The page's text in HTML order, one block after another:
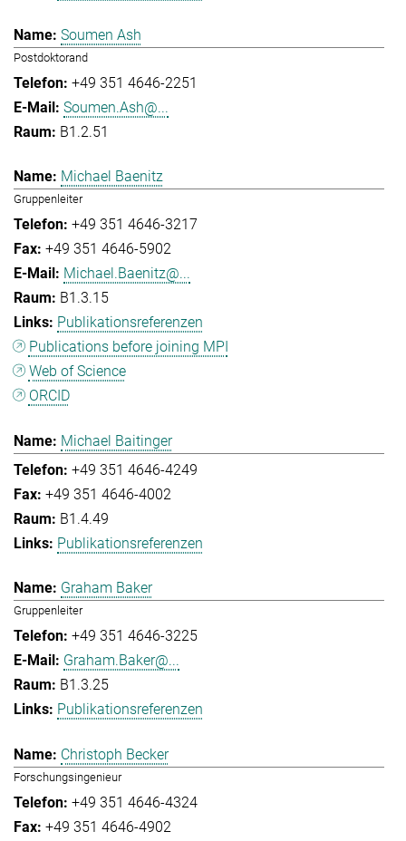
Soumen Ash
Postdoktorand
+49 351 4646-2251
Soumen.Ash@...
B1.2.51
Michael Baenitz
Gruppenleiter
+49 351 4646-3217
+49 351 4646-5902
Michael.Baenitz@...
B1.3.15
Publikationsreferenzen
Publications before joining MPI
Web of Science
ORCID
Michael Baitinger
+49 351 4646-4249
+49 351 4646-4002
B1.4.49
Publikationsreferenzen
Graham Baker
Gruppenleiter
+49 351 4646-3225
Graham.Baker@...
B1.3.25
Publikationsreferenzen
Christoph Becker
Forschungsingenieur
+49 351 4646-4324
+49 351 4646-4902